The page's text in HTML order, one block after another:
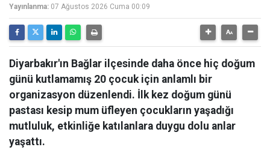
Yayınlanma: 07 Ağustos 2026 Cuma 00:09
Diyarbakır'ın Bağlar ilçesinde daha önce hiç doğum
günü kutlamamış 20 çocuk için anlamlı bir
organizasyon düzenlendi. İlk kez doğum günü
pastası kesip mum üfleyen çocukların yaşadığı
mutluluk, etkinliğe katılanlara duygu dolu anlar
yaşattı.